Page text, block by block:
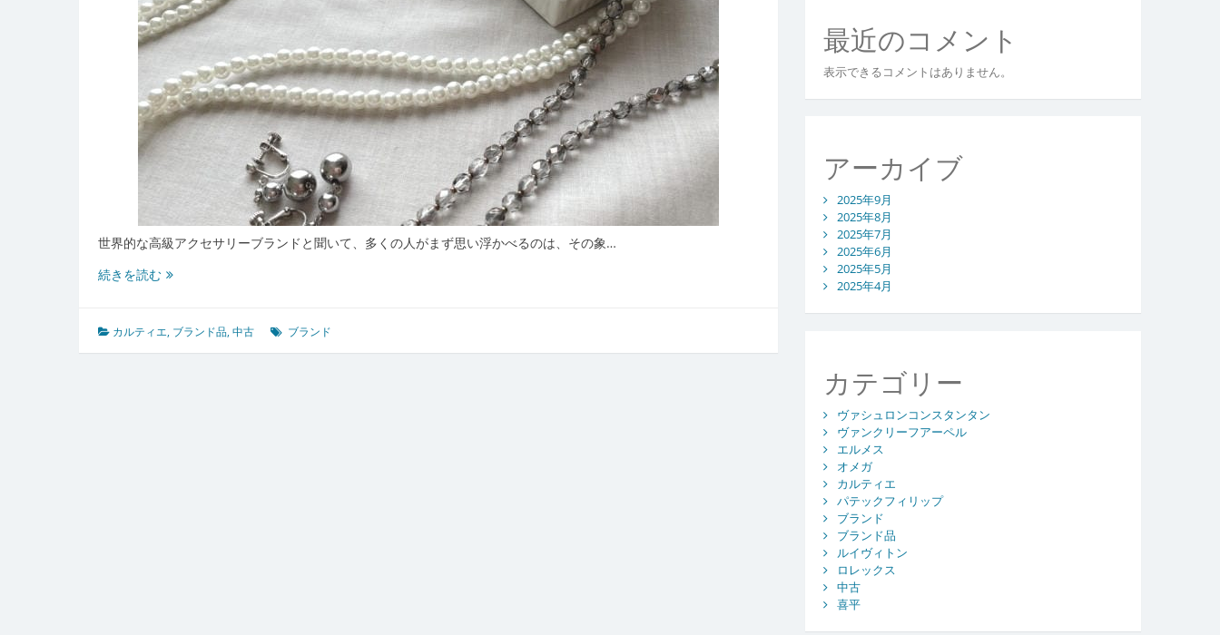
世界的な高級アクセサリーブランドと聞いて、多くの人がまず思い浮かべるのは、その象…
続きを読むカ
ィ
エ
カルティエ, ブランド品,中古 ブランド
最近のコメント
表示できるコメントはありません。
アーカイブ
2025年9月
2025年8月
2025年7月
2025年6月
2025年5月
2025年4月
カテゴリー
ヴァシュロンコンスタンタン
ヴァンクリーフアーペル
エルメス
オメガ
カルティエ
パテックフィリップ
ブランド
ブランド品
ルイヴィトン
ロレックス
中古
喜平